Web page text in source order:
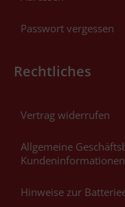
Passwort vergessen
Rechtliches
Vertrag widerrufen
Allgemeine
Kundeninformationen
Hinweise zur